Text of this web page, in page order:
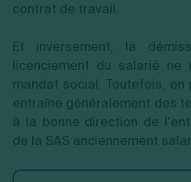
contrat de travail.
Et inversement, la
licenciement du salarié
mandat social. Toutefois,
entraîne généralement des
à la bonne direction de
de la SAS anciennement